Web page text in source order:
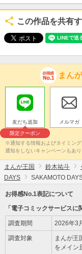
この作品を共有
まん
友だち追加
限定クーポン
メルマガ
※通知する情報およびタイミン
通知をしないキャンペーンもあり
まんが王国 鈴木祐斗
DAYS
SAKAMOTO
お得感No.1表記について
「電子コミックサービスに
調査期間 2026年3
調査対象
まんが王
をメイン